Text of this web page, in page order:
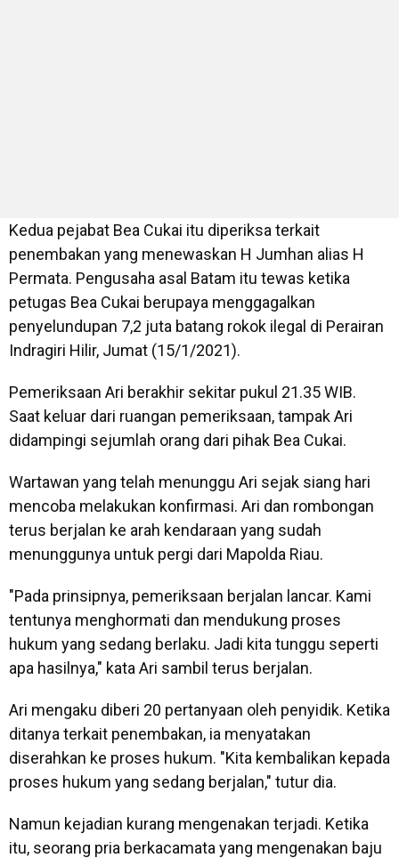
Kedua pejabat Bea Cukai itu diperiksa terkait
penembakan yang menewaskan H Jumhan alias H
Permata. Pengusaha asal Batam itu tewas ketika
petugas Bea Cukai berupaya menggagalkan
penyelundupan 7,2 juta batang rokok ilegal di Perairan
Indragiri Hilir, Jumat (15/1/2021).
Pemeriksaan Ari berakhir sekitar pukul 21.35 WIB.
Saat keluar dari ruangan pemeriksaan, tampak Ari
didampingi sejumlah orang dari pihak Bea Cukai.
Wartawan yang telah menunggu Ari sejak siang hari
mencoba melakukan konfirmasi. Ari dan rombongan
terus berjalan ke arah kendaraan yang sudah
menunggunya untuk pergi dari Mapolda Riau.
"Pada prinsipnya, pemeriksaan berjalan lancar. Kami
tentunya menghormati dan mendukung proses
hukum yang sedang berlaku. Jadi kita tunggu seperti
apa hasilnya," kata Ari sambil terus berjalan.
Ari mengaku diberi 20 pertanyaan oleh penyidik. Ketika
ditanya terkait penembakan, ia menyatakan
diserahkan ke proses hukum. "Kita kembalikan kepada
proses hukum yang sedang berjalan," tutur dia.
Namun kejadian kurang mengenakan terjadi. Ketika
itu, seorang pria berkacamata yang mengenakan baju